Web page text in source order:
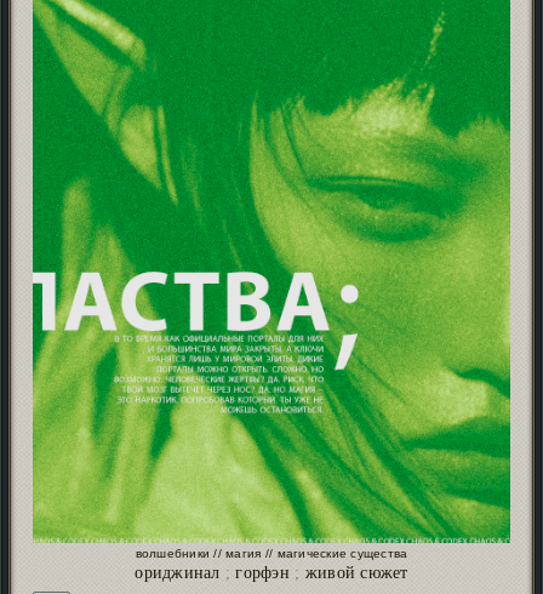
волшебники // магия // магические существа
ориджинал ; горфэн ; живой сюжет